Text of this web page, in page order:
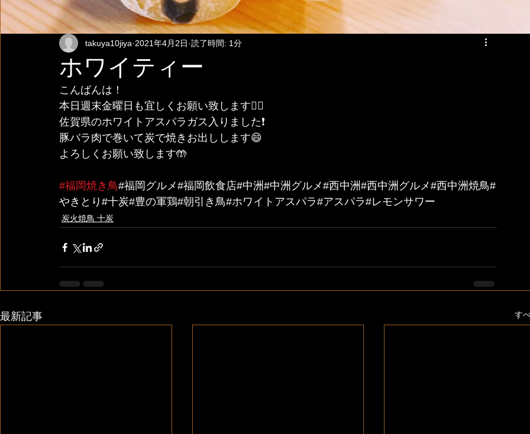
ホワイティー
takuya10jiya 2021年4月2日 読了時間: 1分
こんばんは！
本日週末金曜日も宜しくお願い致します🙇‍♀️
佐賀県のホワイトアスパラガス入りました❗️
豚バラ肉で巻いて炭で焼きお出しします😄
よろしくお願い致します🤲
#福岡焼き鳥#福岡グルメ#福岡飲食店#中洲#中洲グルメ#西中洲#西中洲グルメ#西中洲焼鳥#
やきとり#十炭#豊の軍鶏#朝引き鳥#ホワイトアスパラ#アスパラ#レモンサワー
炭火焼鳥 十炭
最新記事 す